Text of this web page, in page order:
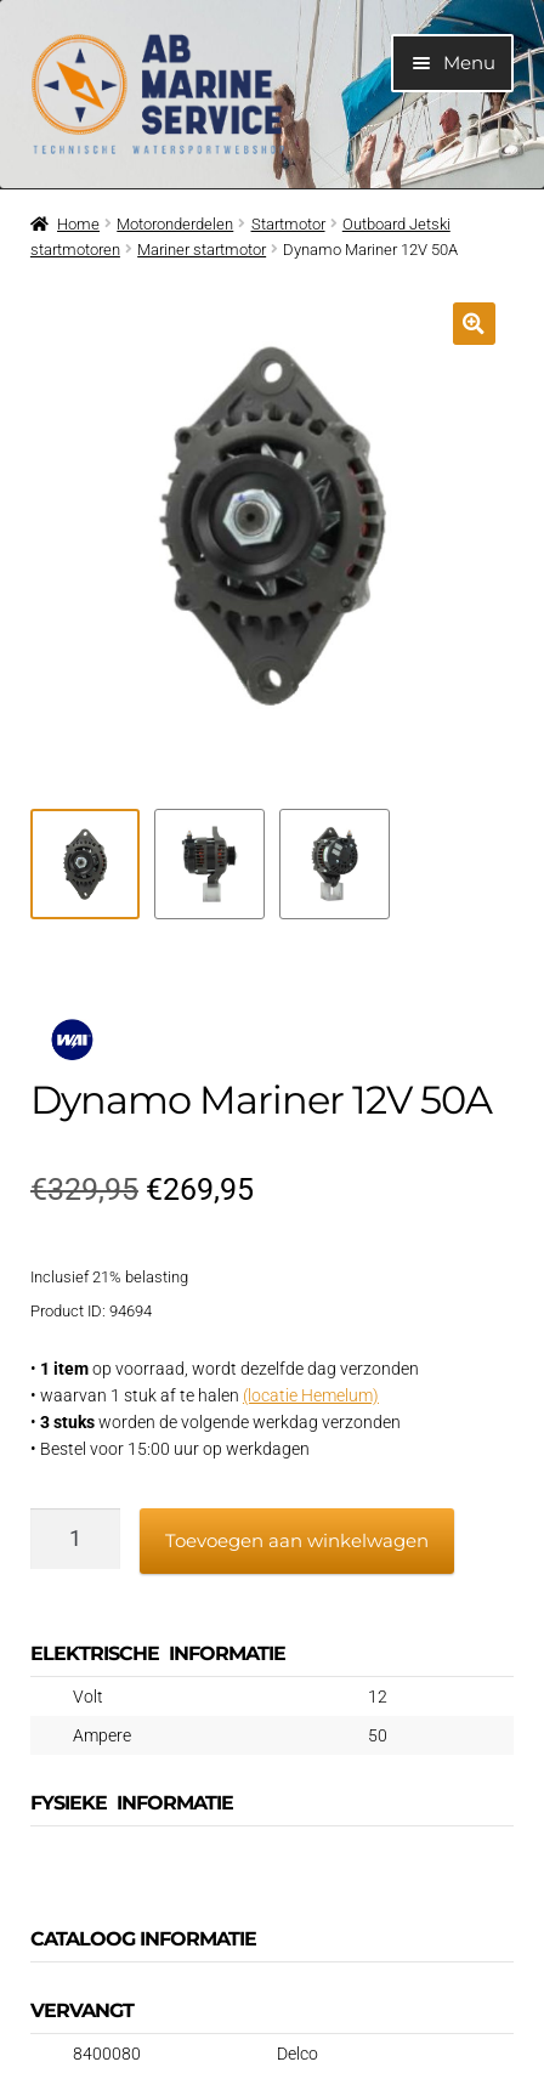
Ga
door
naar
navigatie
Ga
naar
de
inhoud
Menu
Home
Motoren
Submenu
Submenu
Koelwatersysteem
Techniek Blog
Home Motoronderdelen Startmotor
Outboard Jetski
startmotoren
Mariner startmotor Dynamo Mariner 12V 50A
Dynamo Mariner 12V 50A
€329,95 Oorspronkelijke
was:
€269,95Huidige
Inclusief 21% belasting
Product ID: 94694
• 1 itemop voorraad, wordt dezelfde dag verzonden
• waarvan 1 stuk af te halen (locatie Hemelum)
• 3 stuksworden de volgende werkdag verzonden
• Bestel voor 15:00 uur op werkdagen
aantal
Toevoegen aan winkelwagen
ELEKTRISCHE INFORMATIE
Volt
12
Ampere
50
FYSIEKE INFORMATIE
CATALOOG INFORMATIE
VERVANGT
8400080
Delco